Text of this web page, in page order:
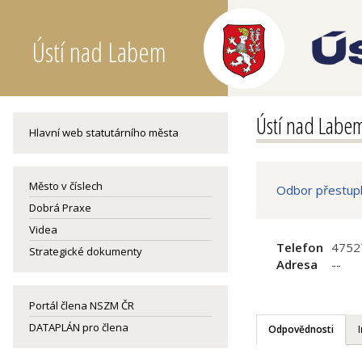
Ústí nad Labem
Hlavní web statutárního města
Město v číslech
Dobrá Praxe
Videa
Strategické dokumenty
Portál člena NSZM ČR
DATAPLÁN pro člena
Ústí nad
Odbor
Telefon
Adresa
--
Odpovědnosti